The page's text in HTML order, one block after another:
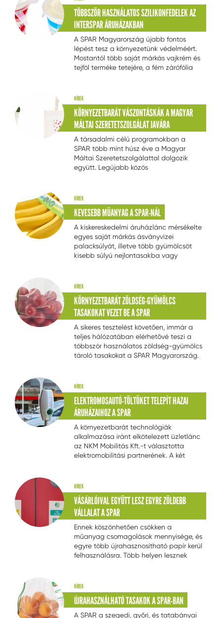
darabárui tárolására szolgálnak, mint
amilyenek a cipók és kenyerek, illetve a
kiflik és zsemlék.
TÖBBSZÖR HASZNÁLATOS SZILIKONFEDELEK AZ
INTERSPAR ÁRUHÁZAKBAN
A SPAR Magyarország újabb fontos
lépést tesz a környezetünk védelméért.
Mostantól több saját márkás vajkrém és
tejföl terméke tetejére, a fém zárófólia
műanyag-felhasználását. A kibontott
tejtermékek minőségét a fogyasztók az
üzletekben megvásárolható, többször
használatos, higiénikusan tisztítható,
praktikus szilikon zárófedelekkel őrizhetik
meg.
HÍREK
KÖRNYEZETBARÁT VÁSZONTÁSKÁK A MAGYAR
MÁLTAI SZERETETSZOLGÁLAT JAVÁRA
A társadalmi célú programokban a
SPAR több mint húsz éve a Magyar
Máltai Szeretetszolgálattal dolgozik
együtt. Legújabb közös
varrodájában készülő, környezetkímélő
vászontáskákat értékesítik az INTERSPAR
hálózatában.
HÍREK
KEVESEBB MŰANYAG A SPAR-NÁL
A kiskereskedelmi áruházlánc mérsékelte
egyes saját márkás ásványvizei
palacksúlyát, illetve több gyümölcsöt
kisebb súlyú nejlontasakba vagy
csomagolástechnikai, gyártási és
üzemeléstechnológiai megoldásokat is
alkalmaz.
HÍREK
KÖRNYEZETBARÁT ZÖLDSÉG-GYÜMÖLCS
TASAKOKAT VEZET BE A SPAR
A sikeres tesztelést követően, immár a
teljes hálózatában elérhetővé teszi a
többször használatos zöldség-gyümölcs
tároló tasakokat a SPAR Magyarország.
magatartásra szeretné buzdítani a
vásárlóit. A cég emellett a
környezetünket kímélő egyéb
csomagolástechnikai és gyártási
megoldásokat is alkalmaz.
HÍREK
ELEKTROMOSAUTÓ-TÖLTŐKET TELEPÍT HAZAI
ÁRUHÁZAIHOZ A SPAR
A környezetbarát technológiák
alkalmazása iránt elkötelezett üzletlánc
az NKM Mobilitás Kft.-t választotta
elektromobilitási partnerének. A két
állapodott meg, amelyeket a SPAR
vásárlói 17 áruháznál tudnak majd
igénybe venni.
HÍREK
VÁSÁRLÓIVAL EGYÜTT LESZ EGYRE ZÖLDEBB
VÁLLALAT A SPAR
Ennek köszönhetően csökken a
műanyag csomagolások mennyisége, és
egyre több újrahasznosítható papír kerül
felhasználásra. Több helyen lesznek
is.
HÍREK
ÚJRAHASZNÁLHATÓ TASAKOK A SPAR-BAN
A SPAR a szegedi, győri, és tatabányai